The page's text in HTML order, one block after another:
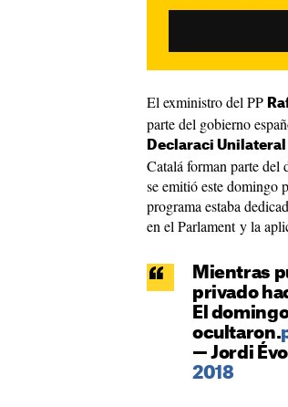
El exministro del PP
parte del gobierno
Declaraci
Catalá forman parte del
se emitió este domingo
programa estaba
en el Parlament y la
Mientras
privado
El
ocultaron.
— Jordi
2018